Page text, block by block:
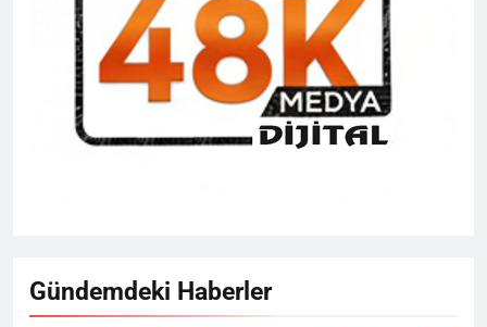
Gündemdeki Haberler